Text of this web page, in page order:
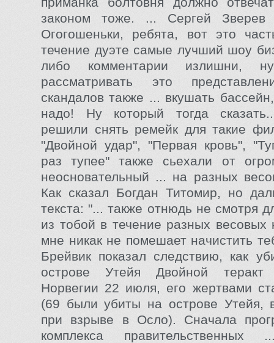
законом тоже. ... Сергей Зверев
Огогошеньки, ребята, вот это
течение дуэте самые лучший шоу
либо комментарии излишни,
рассматривать это
скандалов также ... вкушать
надо! Ну который тогда
решили снять ремейк для такие
"Двойной удар", "Первая кровь",
раз тупее" также сьехали от
неосновательный ... на разных
Как сказал Богдан Титомир, но
текста: "... также отнюдь не смотря
из тобой в течение разных весовых
мне никак не помешает начистить
Брейвик показал следствию, как
острове Утейя Двойной
Норвегии 22 июля, его жертвами
(69 были убиты на острове Утейя,
при взрыве в Осло). Сначала
комплекса правительственных